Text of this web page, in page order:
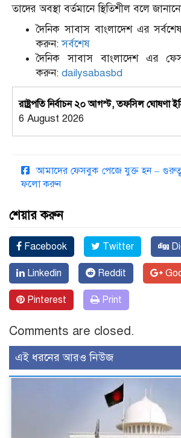
তাদের অবস্থা বর্তমানে স্থিতিশীল বলে
দৈনিক সাবাস বাংলাদেশ এর
করুন:সর্বশেষ
দৈনিক সাবাস বাংলাদেশ এর
করুন: dailysabasbd
রাষ্ট্রপতি নির্বাচন ২০ আগস্ট, তফসিল ঘোষণা
6 August 2026
আমাদের ফেসবুক পেজে যুক্ত হন –
ফলো করুন
শেয়ার করুন
Facebook Twitter
Linkedin Reddit
Pinterest Print
Comments are closed.
এই ধরনের আরও নিউজ